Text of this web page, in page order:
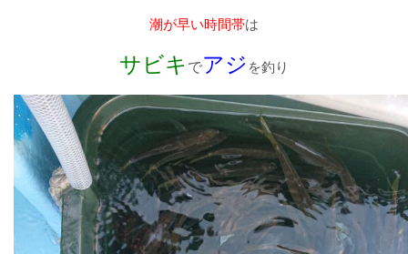
潮が早い時間帯は
サビキ でアジ を釣り